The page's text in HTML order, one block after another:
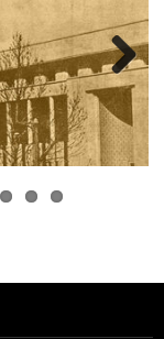
Next